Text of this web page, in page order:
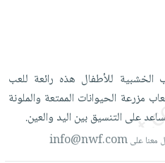
الخشبية للأطفال هذه رائعة للعب
مزرعة الحيوانات الممتعة والملونة
على التنسيقبين اليد والعين.
معنا علىinfo@nwf.com